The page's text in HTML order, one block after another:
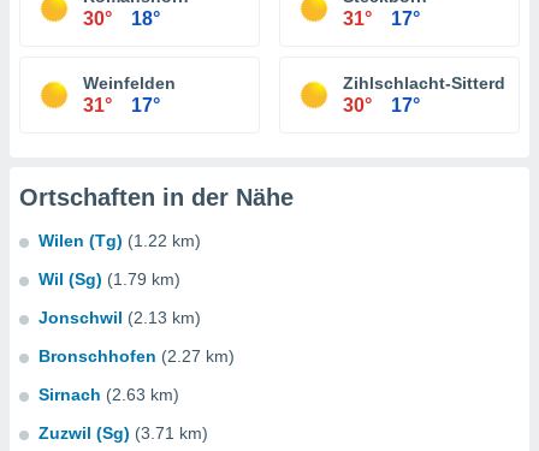
30° 18° 31° 17°
Weinfelden
31° 17°
Zihlschlacht-Sitterdorf
30° 17°
Ortschaften in der Nähe
Wilen (Tg) (1.22 km)
Wil (Sg) (1.79 km)
Jonschwil (2.13 km)
Bronschhofen (2.27 km)
Sirnach (2.63 km)
Zuzwil (Sg) (3.71 km)